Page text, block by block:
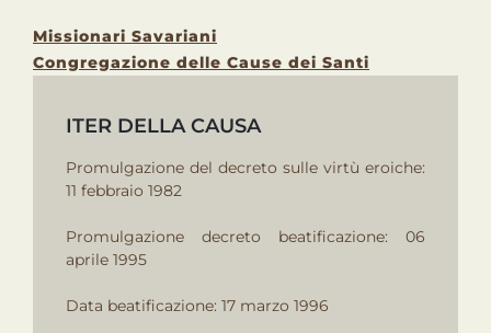
Missionari Savariani
Congregazione delle Cause dei Santi
ITER DELLA CAUSA
Promulgazione del decreto sulle virtù eroiche:
11 febbraio 1982
Promulgazione decreto beatificazione: 06
aprile 1995
Data beatificazione: 17 marzo 1996